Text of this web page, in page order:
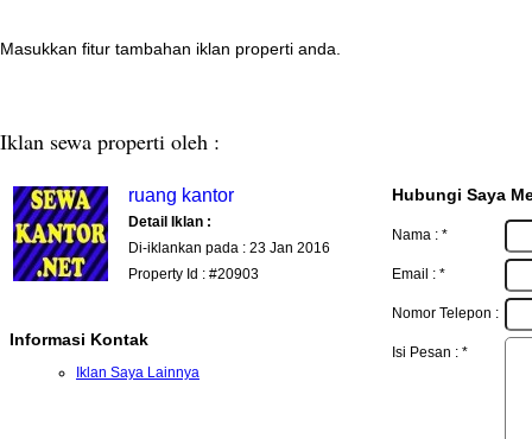
Masukkan fitur tambahan iklan properti anda.
Iklan sewa properti oleh :
ruang kantor
Detail Iklan :
Di-iklankan pada : 23 Jan 2016
Property Id : #20903
Informasi Kontak
Iklan Saya Lainnya
Hubungi Saya
Nama : *
Email : *
Nomor Telepon :
Isi Pesan : *